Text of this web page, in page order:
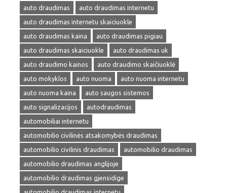
auto draudimas
auto draudimas internetu
auto draudimas internetu skaiciuokle
auto draudimas kaina
auto draudimas pigiau
auto draudimas skaiciuokle
auto draudimas uk
auto draudimo kainos
auto draudimo skaičiuoklė
auto mokyklos
auto nuoma
auto nuoma internetu
auto nuoma kaina
auto saugos sistemos
auto signalizacijos
autodraudimas
automobiliai internetu
automobilio civilinės atsakomybės draudimas
automobilio civilinis draudimas
automobilio draudimas
automobilio draudimas anglijoje
automobilio draudimas gjensidige